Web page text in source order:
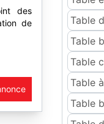
des
de
Table
Table
Table
Table
Table